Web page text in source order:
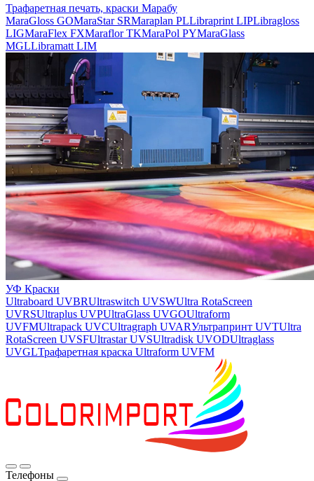
Трафаретная печать, краски Марабу
MaraGloss GOMaraStar SRMaraplan PLLibraprint LIPLibragloss
LIGMaraFlex FXMaraflor TKMaraPol PYMaraGlass
MGLLibramatt LIM
УФ Краски
Ultraboard UVBRUltraswitch UVSWUltra RotaScreen
UVRSUltraplus UVPUltraGlass UVGOUltraform
UVFMUltrapack UVCUltragraph UVARУльтрапринт UVTUltra
RotaScreen UVSFUltrastar UVSUltradisk UVODUltraglass
UVGLТрафаретная краска Ultraform UVFM
Телефоны